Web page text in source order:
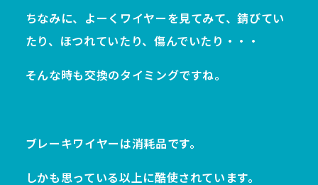
ちなみに、よーくワイヤーを見てみて、錆びてい
たり、ほつれていたり、傷んでいたり・・・
そんな時も交換のタイミングですね。
ブレーキワイヤーは消耗品です。
しかも思っている以上に酷使されています。